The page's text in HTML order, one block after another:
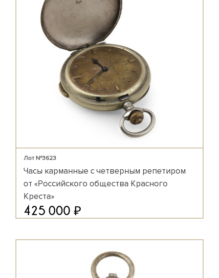
Лот №3623
Часы карманные с четверным репетиром
от «Российского общества Красного
Креста»
425 000 ₽